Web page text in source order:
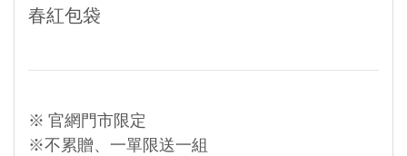
春紅包袋
※ 官網門市限定
※不累贈、一單限送一組